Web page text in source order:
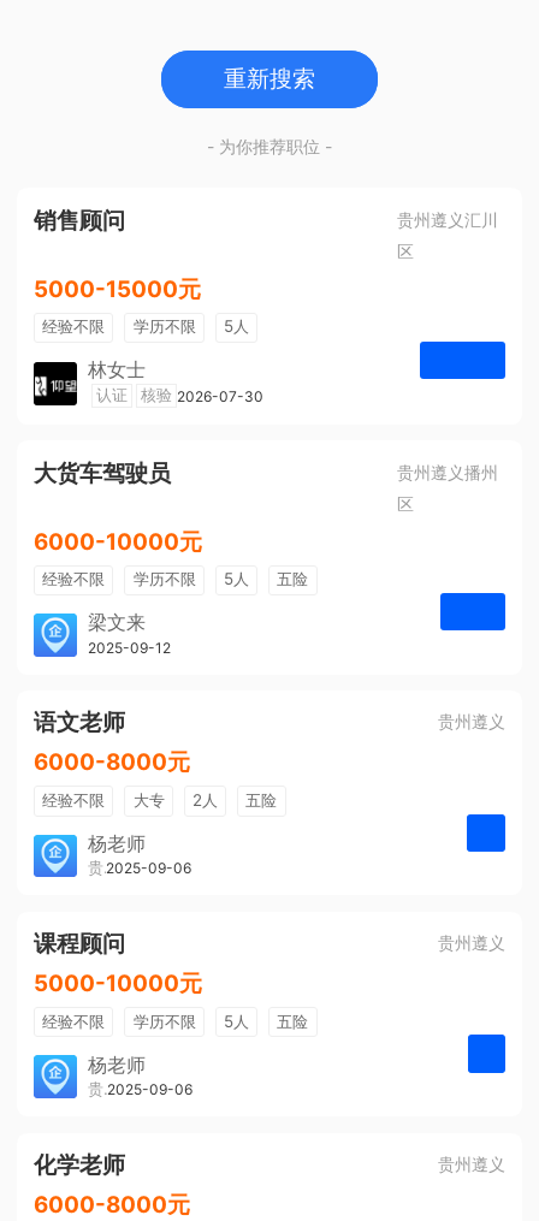
重新搜索
- 为你推荐职位 -
销售顾问
贵州遵义汇川
区
5000-15000元
经验不限 学历不限 5人
林女士
遵义仰望体验空间
认证 核验 2026-07-30
大货车驾驶员
贵州遵义播州
区
6000-10000元
经验不限 学历不限 5人
五险
免费培训
包住宿
梁文来
贵州璟琦物流有限公司
2025-09-12
语文老师 贵州遵义
6000-8000元
经验不限 大专 2人
五险
带薪年假
年终奖
免费培训
包住宿
杨老师
贵州大美前程文化发展有限公司
2025-09-06
课程顾问 贵州遵义
5000-10000元
经验不限 学历不限 5人
五险
带薪年假
年终奖
免费培训
包住宿
杨老师
贵州大美前程文化发展有限公司
2025-09-06
化学老师 贵州遵义
6000-8000元